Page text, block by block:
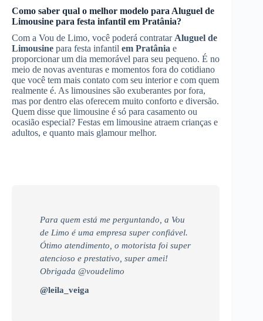
Como saber qual o melhor modelo para Aluguel de
Limousine para festa infantil em Pratânia?
Com a Vou de Limo, você poderá contratar Aluguel de
Limousine para festa infantil em Pratânia e
proporcionar um dia memorável para seu pequeno. É no
meio de novas aventuras e momentos fora do cotidiano
que você tem mais contato com seu interior e com quem
realmente é. As limousines são exuberantes por fora,
mas por dentro elas oferecem muito conforto e diversão.
Quem disse que limousine é só para casamento ou
ocasião especial? Festas em limousine atraem crianças e
adultos, e quanto mais glamour melhor.
Para quem está me perguntando, a Vou
de Limo é uma empresa super confiável.
Ótimo atendimento, o motorista foi super
atencioso e prestativo, super amei!
Obrigada @voudelimo
@leila_veiga